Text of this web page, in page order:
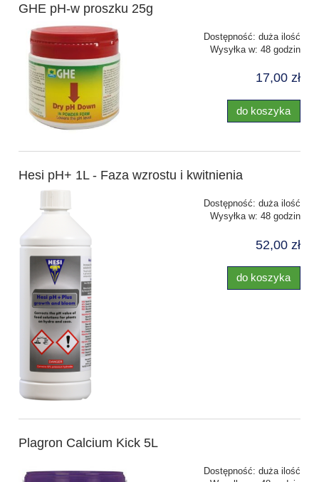
GHE pH-w proszku 25g
Dostępność: duża ilość
Wysyłka w: 48 godzin
17,00 zł
do koszyka
Hesi pH+ 1L - Faza wzrostu i kwitnienia
Dostępność: duża ilość
Wysyłka w: 48 godzin
52,00 zł
do koszyka
Plagron Calcium Kick 5L
Dostępność: duża ilość